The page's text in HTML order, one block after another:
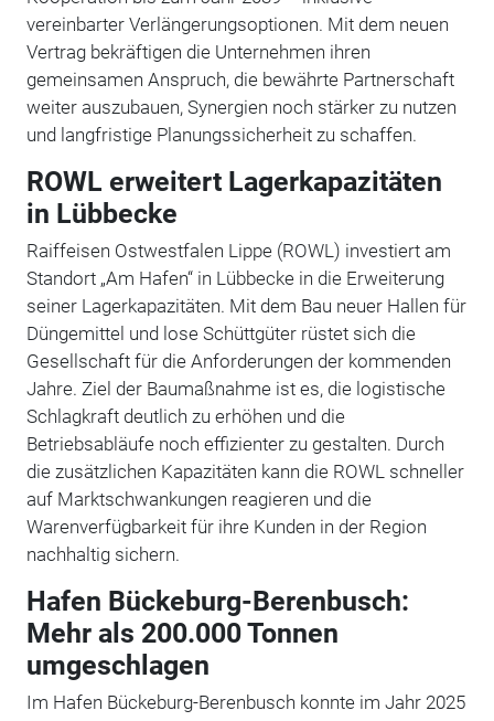
vereinbarter Verlängerungsoptionen. Mit dem neuen
Vertrag bekräftigen die Unternehmen ihren
gemeinsamen Anspruch, die bewährte Partnerschaft
weiter auszubauen, Synergien noch stärker zu nutzen
und langfristige Planungssicherheit zu schaffen.
ROWL erweitert Lagerkapazitäten
in Lübbecke
Raiffeisen Ostwestfalen Lippe (ROWL) investiert am
Standort „Am Hafen“ in Lübbecke in die Erweiterung
seiner Lagerkapazitäten. Mit dem Bau neuer Hallen für
Düngemittel und lose Schüttgüter rüstet sich die
Gesellschaft für die Anforderungen der kommenden
Jahre. Ziel der Baumaßnahme ist es, die logistische
Schlagkraft deutlich zu erhöhen und die
Betriebsabläufe noch effizienter zu gestalten. Durch
die zusätzlichen Kapazitäten kann die ROWL schneller
auf Marktschwankungen reagieren und die
Warenverfügbarkeit für ihre Kunden in der Region
nachhaltig sichern.
Hafen Bückeburg-Berenbusch:
Mehr als 200.000 Tonnen
umgeschlagen
Im Hafen Bückeburg-Berenbusch konnte im Jahr 2025